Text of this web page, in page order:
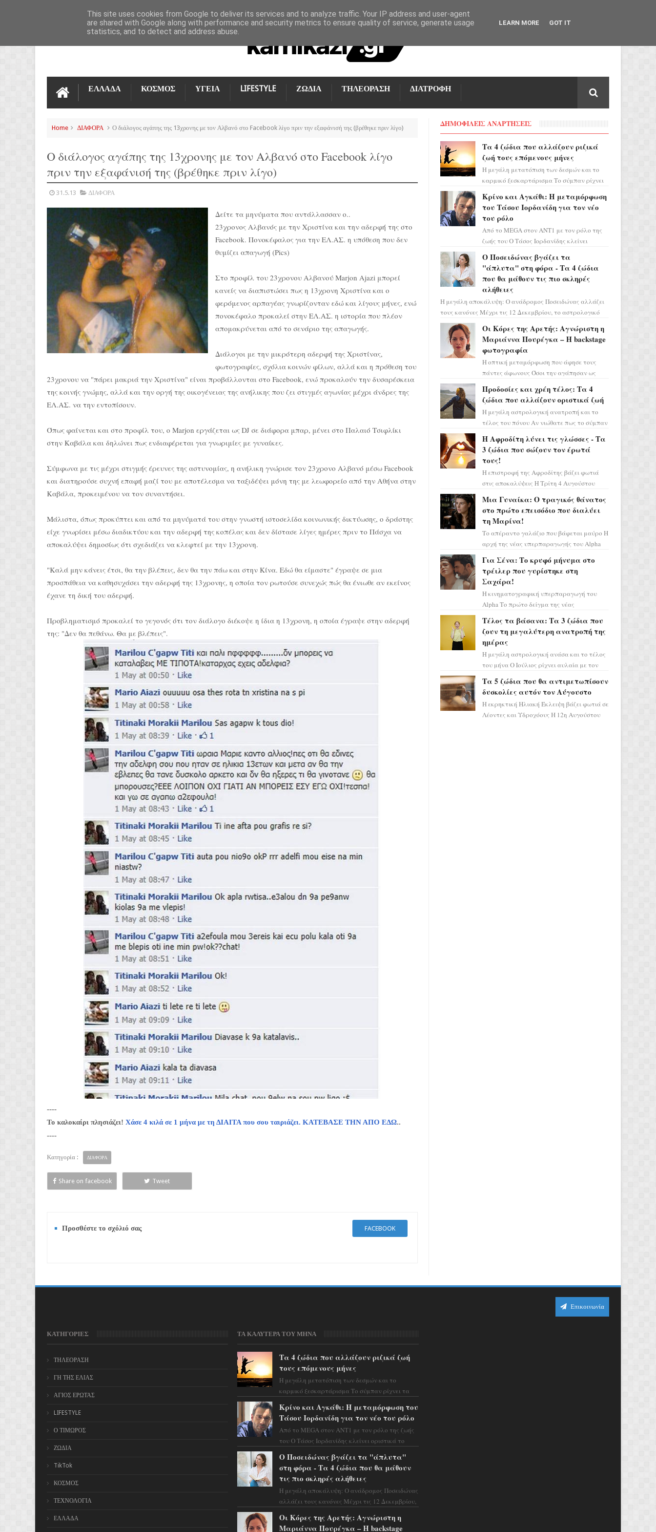
ΕΠΙΚΟΙΝΩΝΊΑ
ΕΛΛΑΔΑ ΚΟΣΜΟΣ ΥΓΕΙΑ LIFESTYLE ΖΩΔΙΑ ΤΗΛΕΟΡΑΣΗ ΔΙΑΤΡΟΦΗ
Home ΔΙΑΦΟΡΑ Ο διάλογος αγάπης της 13χρονης με τον Αλβανό στο Facebook λίγο πριν την εξαφάνισή της (βρέθηκε πριν λίγο)
Ο διάλογος αγάπης της 13χρονης με τον Αλβανό στο Facebook λίγο
πριν την εξαφάνισή της (βρέθηκε πριν λίγο)
31.5.13 ΔΙΑΦΟΡΑ
Δείτε τα μηνύματα που αντάλλασσαν ο..
23χρονος Αλβανός με την Χριστίνα και την αδερφή της στο
Facebook. Πονοκέφαλος για την ΕΛ.ΑΣ. η υπόθεση που δεν
θυμίζει απαγωγή (Pics)
Στο προφίλ του 23χρονου Αλβανού Μarjon Ajazi μπορεί
κανείς να διαπιστώσει πως η 13χρονη Χριστίνα και ο
φερόμενος αρπαγέας γνωρίζονταν εδώ και λίγους μήνες, ενώ
πονοκέφαλο προκαλεί στην ΕΛ.ΑΣ. η ιστορία που πλέον
απομακρύνεται από το σενάριο της απαγωγής.
Διάλογοι με την μικρότερη αδερφή της Χριστίνας,
φωτογραφίες, σχόλια κοινών φίλων, αλλά και η πρόθεση του
23χρονου να "πάρει μακριά την Χριστίνα" είναι προβάλλονται στο Facebook, ενώ προκαλούν την δυσαρέσκεια
της κοινής γνώμης, αλλά και την οργή της οικογένειας της ανήλικης που ζει στιγμές αγωνίας μέχρι άνδρες της
ΕΛ.ΑΣ. να την εντοπίσουν.
Όπως φαίνεται και στο προφίλ του, ο Μarjon εργάζεται ως DJ σε διάφορα μπαρ, μένει στο Παλαιό Τσιφλίκι
στην Καβάλα και δηλώνει πως ενδιαφέρεται για γνωριμίες με γυναίκες.
Σύμφωνα με τις μέχρι στιγμής έρευνες της αστυνομίας, η ανήλικη γνώρισε τον 23χρονο Αλβανό μέσω Facebook
και διατηρούσε συχνή επαφή μαζί του με αποτέλεσμα να ταξιδέψει μόνη της με λεωφορείο από την Αθήνα στην
Καβάλα, προκειμένου να τον συναντήσει.
Mάλιστα, όπως προκύπτει και από τα μηνύματά τoυ στην γνωστή ιστοσελίδα κοινωνικής δικτύωσης, ο δράστης
είχε γνωρίσει μέσω διαδικτύου και την αδερφή της κοπέλας και δεν δίστασε λίγες ημέρες πριν το Πάσχα να
αποκαλύψει δημοσίως ότι σχεδιάζει να κλεφτεί με την 13χρονη.
"Καλά μην κάνεις έτσι, θα την βλέπεις, δεν θα την πάω και στην Κίνα. Εδώ θα είμαστε" έγραψε σε μια
προσπάθεια να καθησυχάσει την αδερφή της 13χρονης, η οποία τον ρωτούσε συνεχώς πώς θα ένιωθε αν εκείνος
έχανε τη δική του αδερφή.
Προβληματισμό προκαλεί το γεγονός ότι τον διάλογο διέκοψε η ίδια η 13χρονη, η οποία έγραψε στην αδερφή
της: "Δεν θα πεθάνω. Θα με βλέπεις".
----
Το καλοκαίρι πλησιάζει! Χάσε 4 κιλά σε 1 μήνα με τη ΔΙΑΙΤΑ που σου ταιριάζει. ΚΑΤΕΒΑΣΕ ΤΗΝ ΑΠΟ ΕΔΩ..
----
Κατηγορία : ΔΙΑΦΟΡΑ
Share on facebook Tweet
Προσθέστε το σχόλιό σας FACEBOOK
ΔΗΜΟΦΙΛΕΙΣ ΑΝΑΡΤΗΣΕΙΣ
Τα 4 ζώδια που αλλάζουν ριζικά
ζωή τους επόμενους μήνες
Η μεγάλη μετατόπιση των δεσμών και το
καρμικό ξεσκαρτάρισμα Το σύμπαν ρίχνει
προειδοποιεί: οι σελην...
Κρίνο και Αγκάθι: Η μεταμόρφωση
του Τάσου Ιορδανίδη για τον νέο
του ρόλο
Από το MEGA στον ΑΝΤ1 με τον ρόλο της
ζωής του Ο Τάσος Ιορδανίδης κλείνει
επιτυχίας «Μια Νύχτα Μόνο» ...
Ο Ποσειδώνας βγάζει τα
"άπλυτα" στη φόρα - Τα 4 ζώδια
που θα μάθουν τις πιο σκληρές
αλήθειες
Η μεγάλη αποκάλυψη: Ο ανάδρομος Ποσειδώνας αλλάζει
τους κανόνες Μέχρι τις 12 Δεκεμβρίου, το αστρολογικό
σκηνικό θυμίζει ταινία μυστηρίου ...
Οι Κόρες της Αρετής: Αγνώριστη η
Μαριάννα Πουρέγκα – H backstage
φωτογραφία
Η οπτική μεταμόρφωση που άφησε τους
πάντες άφωνους Όσοι την αγάπησαν ως
πρέπει τώρα να προετοιμαστο...
Προδοσίες και χρέη τέλος: Τα 4
ζώδια που αλλάζουν οριστικά ζωή
Η μεγάλη αστρολογική ανατροπή και το
τέλος του πόνου Αν νιώθατε πως το σύμπαν
πάρετε μια βαθιά α...
Η Αφροδίτη λύνει τις γλώσσες - Τα
3 ζώδια που σώζουν τον έρωτά
τους!
Η επιστροφή της Αφροδίτης βάζει φωτιά
στις αποκαλύψεις Η Τρίτη 4 Αυγούστου
ορόσημο, καθώς η Αφροδίτη πρ...
Μια Γυναίκα: Ο τραγικός θάνατος
στο πρώτο επεισόδιο που διαλύει
τη Μαρίνα!
Το απέραντο γαλάζιο που βάφεται μαύρο Η
αρχή της νέας υπερπαραγωγής του Alpha
πλημμυρισμένο από...
Για Σένα: Το κρυφό μήνυμα στο
τρέιλερ που γυρίστηκε στη
Σαχάρα!
Η κινηματογραφική υπερπαραγωγή του
Alpha Το πρώτο δείγμα της νέας
η αισθητική του ξεπερνά κάθε π...
Τέλος τα βάσανα: Τα 3 ζώδια που
ζουν τη μεγαλύτερη ανατροπή της
ημέρας
Η μεγάλη αστρολογική ανάσα και το τέλος
του μήνα Ο Ιούλιος ρίχνει αυλαία με τον
περνάει στο ζώδιο τω...
Τα 5 ζώδια που θα αντιμετωπίσουν
δυσκολίες αυτόν τον Αύγουστο
Η εκρηκτική Ηλιακή Έκλειψη βάζει φωτιά σε
Λέοντες και Υδροχόους Η 12η Αυγούστου
Επικοινωνία
ΚΑΤΗΓΟΡΙΕΣ
ΤΗΛΕΟΡΑΣΗ
ΓΗ ΤΗΣ ΕΛΙΑΣ
ΑΓΙΟΣ ΕΡΩΤΑΣ
LIFESTYLE
Ο ΤΙΜΩΡΟΣ
ΖΩΔΙΑ
TikTok
ΚΟΣΜΟΣ
ΤΕΧΝΟΛΟΓΙΑ
ΕΛΛΑΔΑ
ΤΑ ΚΑΛΥΤΕΡΑ ΤΟΥ ΜΗΝΑ
Τα 4 ζώδια που αλλάζουν ριζικά ζωή
τους επόμενους μήνες
Η μεγάλη μετατόπιση των δεσμών και το
καρμικό ξεσκαρτάρισμα Το σύμπαν ρίχνει τα
προειδοποιεί: οι σελην...
Κρίνο και Αγκάθι: Η μεταμόρφωση του
Τάσου Ιορδανίδη για τον νέο του ρόλο
Από το MEGA στον ΑΝΤ1 με τον ρόλο της ζωής
του Ο Τάσος Ιορδανίδης κλείνει οριστικά το
Μόνο» ...
Ο Ποσειδώνας βγάζει τα "άπλυτα"
στη φόρα - Τα 4 ζώδια που θα μάθουν
τις πιο σκληρές αλήθειες
Η μεγάλη αποκάλυψη: Ο ανάδρομος Ποσειδώνας
αλλάζει τους κανόνες Μέχρι τις 12 Δεκεμβρίου,
μυστηρίου ...
Οι Κόρες της Αρετής: Αγνώριστη η
Μαριάννα Πουρέγκα – H backstage
This site uses cookies from Google to deliver its services and to analyze traffic. Your IP address and user-agent
are shared with Google along with performance and security metrics to ensure quality of service, generate usage
statistics, and to detect and address abuse.
LEARN MORE GOT IT